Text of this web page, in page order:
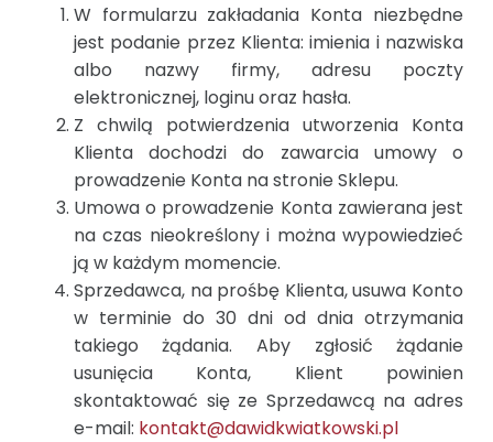
W formularzu zakładania Konta niezbędne
jest podanie przez Klienta: imienia i nazwiska
albo nazwy firmy, adresu poczty
elektronicznej, loginu oraz hasła.
Z chwilą potwierdzenia utworzenia Konta
Klienta dochodzi do zawarcia umowy o
prowadzenie Konta na stronie Sklepu.
Umowa o prowadzenie Konta zawierana jest
na czas nieokreślony i można wypowiedzieć
ją w każdym momencie.
Sprzedawca, na prośbę Klienta, usuwa Konto
w terminie do 30 dni od dnia otrzymania
takiego żądania. Aby zgłosić żądanie
usunięcia Konta, Klient powinien
skontaktować się ze Sprzedawcą na adres
e-mail: kontakt@dawidkwiatkowski.pl